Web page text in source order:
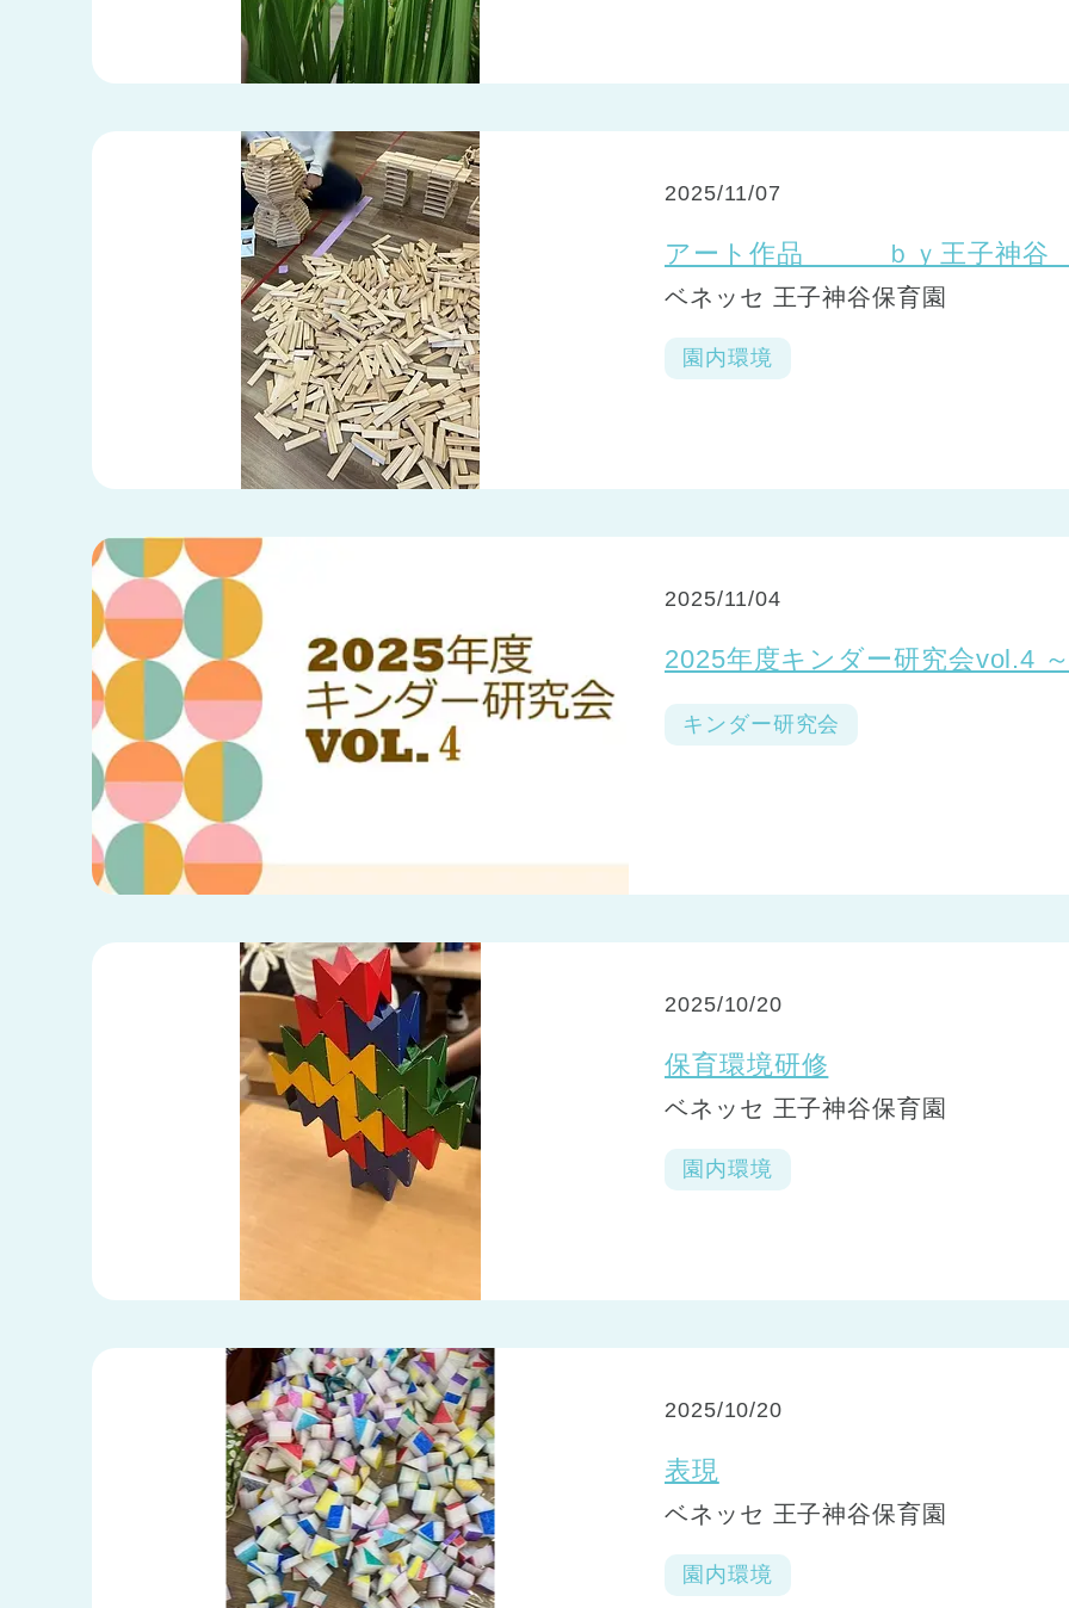
2025/11/07
アート作品 ｂｙ王子神
ベネッセ 王子神谷保育園
園内環境
2025/11/04
2025年度キンダー研究会vol.4
キンダー研究会
2025/10/20
保育環境研修
ベネッセ 王子神谷保育園
園内環境
2025/10/20
表現
ベネッセ 王子神谷保育園
園内環境